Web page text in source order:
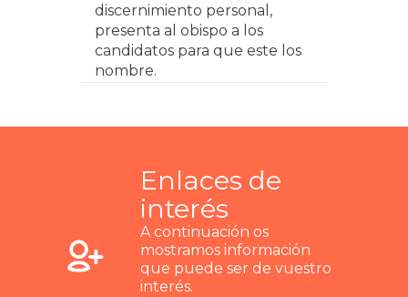
discernimiento personal,
presenta al obispo a los
candidatos para que este los
nombre.
Enlaces de
interés
A continuación os
mostramos información
que puede ser de vuestro
interés.